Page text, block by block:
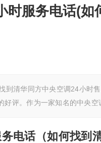
时服务电话(如
到清华同方中央空调24小时
好评。作为一家知名的中央空
电话（如何找到